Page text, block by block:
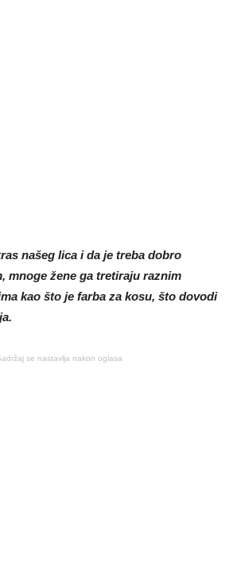
našeg lica i da je treba dobro
mnoge žene ga tretiraju raznim
kao što je farba za kosu, što dovodi
se nastavlja nakon oglasa